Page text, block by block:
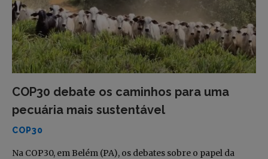
COP30 debate os caminhos para uma
pecuária mais sustentável
COP30
Na COP30, em Belém (PA), os debates sobre o papel da